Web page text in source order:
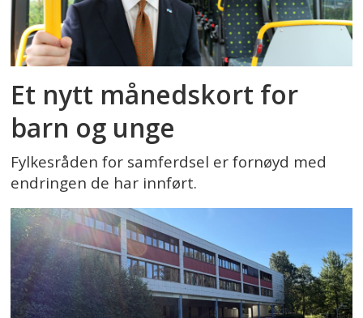
Et nytt månedskort for
barn og unge
Fylkesråden for samferdsel er fornøyd med
endringen de har innført.